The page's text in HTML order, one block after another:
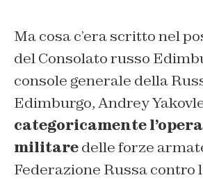
Ma cosa c’era scritto nel
del Consolato russo
console generale della
Edimburgo, Andrey
categoricamente
militaredelle forze
Federazione Russa contro